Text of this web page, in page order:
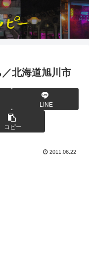
北海道旭川市
LINE
コピー
2011.06.22